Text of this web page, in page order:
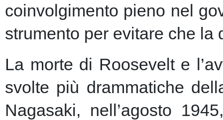
coinvolgimento pieno nel
strumento per evitare che
La morte di Roosevelt e
svolte più drammatiche
Nagasaki, nell’agosto